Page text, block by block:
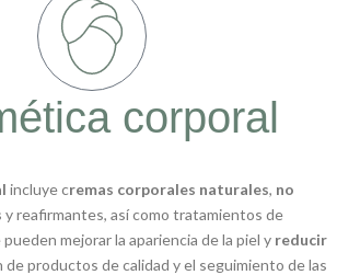
corporal
incluye cremas corporales naturales, no
y reafirmantes, así como tratamientos de
mejorar la apariencia de la piel y reducir
de productos de calidad y el seguimiento de las